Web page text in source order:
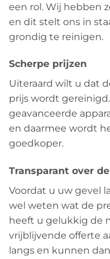
een rol. Wij hebben
en dit stelt ons in
grondig te reinigen.
Scherpe prijzen
Uiteraard wilt u dat
prijs wordt
geavanceerde
en daarmee wordt
goedkoper.
Transparant over
Voordat u uw gevel
wel weten wat de
heeft u gelukkig de
vrijblijvende offerte
langs en kunnen